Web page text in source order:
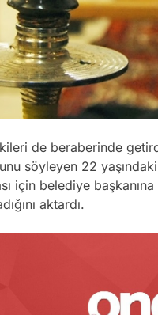
de beraberinde
söyleyen 22
için belediye
aktardı.